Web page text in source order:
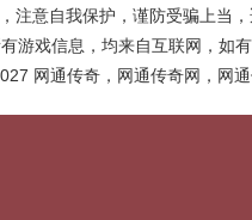
注意自我保护，谨防受骗上当
游戏信息，均来自互联网，如
网通传奇，网通传奇网，网